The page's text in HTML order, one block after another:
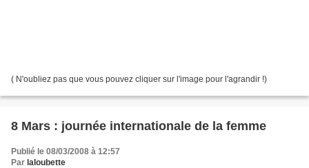
( N'oubliez pas que vous pouvez cliquer sur l'image pour l'agrandir !)
8 Mars : journée internationale de la femme
Publié le 08/03/2008 à 12:57
Par laloubette